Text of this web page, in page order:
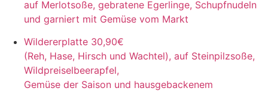
auf Merlotsoße, gebratene Egerlinge, Schupfnudeln
und garniert mit Gemüse vom Markt
Wildererplatte 30,90€
(Reh, Hase, Hirsch und Wachtel), auf Steinpilzsoße,
Wildpreiselbeerapfel,
Gemüse der Saison und hausgebackenem